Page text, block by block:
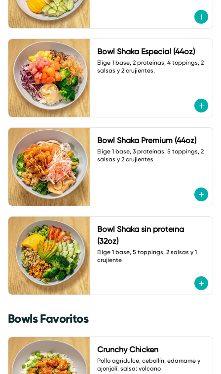
Bowl Shaka Especial (44oz)
Elige 1 base, 2 proteínas, 4 toppings, 2
salsas y 2 crujientes.
Bowl Shaka Premium (44oz)
Elige 1 base, 3 proteínas, 5 toppings, 2
salsas y 2 crujientes
Bowl Shaka sin proteína
(32oz)
Elige 1 base, 5 toppings, 2 salsas y 1
crujiente
Bowls Favoritos
Crunchy Chicken
Pollo agridulce, cebollín, edamame y
ajonjolí. salsa: volcano